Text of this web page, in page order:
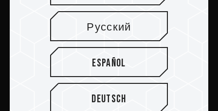
PRODUCTOS
Sala de prensa
Русский
Español
Deutsch